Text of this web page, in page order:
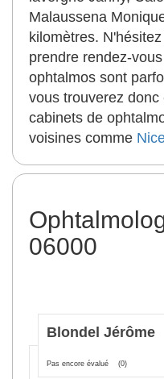
Malaussena
kilomètres.
prendre rendez-
ophtalmos sont
vous trouverez
cabinets de
voisines comme
06000
Blondel Jérôme
Pas encore évalué (0)